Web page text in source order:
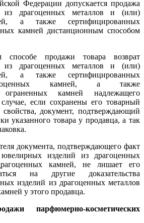
Федерации допускается продажа
из драгоценных металлов и (или)
а также сертифицированных
камней дистанционным способом
способе продажи товара возврат
из драгоценных металлов и (или)
а также сертифицированных
камней, а также
ограненных камней надлежащего
если сохранены его товарный
свойства, документ, подтверждающий
указанного товара у продавца, а так
документа, подтверждающего факт
изделий из драгоценных
камней, не лишает его
на другие доказательства
изделий из драгоценных металлов
у этого продавца.
парфюмерно-косметических